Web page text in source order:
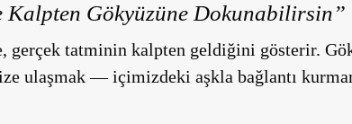
Kalpten Gökyüzüne Dokunabilirsin”
gerçek tatminin kalpten geldiğini gösterir.
ulaşmak — içimizdeki aşkla bağlantı